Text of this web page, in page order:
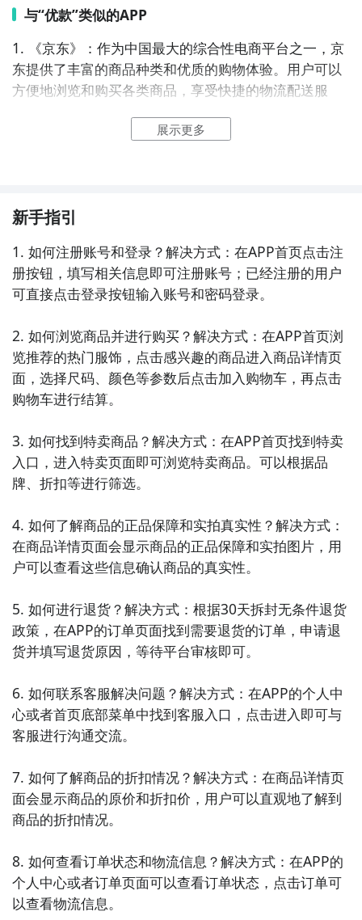
与“优款”类似的APP
1. 《京东》：作为中国最大的综合性电商平台之一，京
东提供了丰富的商品种类和优质的购物体验。用户可以
方便地浏览和购买各类商品，享受快捷的物流配送服
系统，让用户可以放心购物。
3. 《拼多多》：拼多多是一款以团购为主的电商平台，
通过聚集用户的购买力量，提供更有竞争力的价格和优
惠。用户可以与好友一同拼团购买商品，并享受超值的
4. 《唯品会》：唯品会是一个专注于特卖的电商平台，
为用户提供品牌折扣商品和限时特卖。用户可以在唯品
会上购买到高品质的时尚、美妆、家居等商品，享受购
5. 《蘑菇街》：蘑菇街是一款专注于女性时尚购物的平
台，汇集了众多独立设计师和时尚品牌。用户可以在这
求。
6. 《聚美优品》：聚美优品是一家专注于美妆、个护和
品、护肤品、健康食品等，享受美丽和健康的生活。
7. 《苏宁易购》：苏宁易购是中国领先的综合性零售企
在苏宁易购上购买到品质保证的商品，并享受到全方位
的售后服务。
影等多个服务的综合性平台。用户可以通过美团点评
APP进行在线订餐、预订酒店、购买电影票等，享受各
种生活服务的便利。
9. 《当当网》：当当网是中国最大的综合性网上购物平
台之一，提供图书、电子书、音像、家居等各类商品。
用户可以在当当网上轻松购买到自己喜欢的商品，并享
展示更多
新手指引
1. 如何注册账号和登录？解决方式：在APP首页点击注
册按钮，填写相关信息即可注册账号；已经注册的用户
可直接点击登录按钮输入账号和密码登录。
2. 如何浏览商品并进行购买？解决方式：在APP首页浏
览推荐的热门服饰，点击感兴趣的商品进入商品详情页
面，选择尺码、颜色等参数后点击加入购物车，再点击
购物车进行结算。
3. 如何找到特卖商品？解决方式：在APP首页找到特卖
入口，进入特卖页面即可浏览特卖商品。可以根据品
牌、折扣等进行筛选。
4. 如何了解商品的正品保障和实拍真实性？解决方式：
在商品详情页面会显示商品的正品保障和实拍图片，用
户可以查看这些信息确认商品的真实性。
5. 如何进行退货？解决方式：根据30天拆封无条件退货
政策，在APP的订单页面找到需要退货的订单，申请退
货并填写退货原因，等待平台审核即可。
6. 如何联系客服解决问题？解决方式：在APP的个人中
心或者首页底部菜单中找到客服入口，点击进入即可与
客服进行沟通交流。
7. 如何了解商品的折扣情况？解决方式：在商品详情页
面会显示商品的原价和折扣价，用户可以直观地了解到
商品的折扣情况。
8. 如何查看订单状态和物流信息？解决方式：在APP的
个人中心或者订单页面可以查看订单状态，点击订单可
以查看物流信息。